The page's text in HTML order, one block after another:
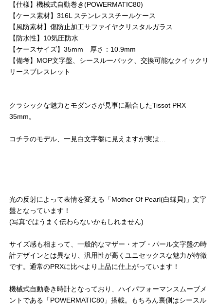
【仕様】機械式自動巻き(POWERMATIC80)
【ケース素材】316L ステンレススチールケース
【風防素材】傷防止加工サファイヤクリスタルガラス
【防水性】10気圧防水
【ケースサイズ】35mm 厚さ：10.9mm
【備考】MOP文字盤、シースルーバック、交換可能なクイックリ
リースブレスレット
クラシックな魅力とモダンさが見事に融合したTissot PRX
35mm。
コチラのモデル、一見白文字盤に見えますが実は…
光の反射によって表情を変える「Mother Of Pearl(白蝶貝)」文字
盤となっています！
(写真ではうまく伝わらないかもしれません)
サイズ感も相まって、一般的なマザー・オブ・パール文字盤の時
計デザインとは異なり、汎用性が高くユニセックスな魅力が特徴
です。通常のPRXに比べより上品に仕上がっています！
機械式自動巻き時計となっており、ハイパフォーマンスムーブメ
ントである「POWERMATIC80」搭載。もちろん裏側はシースル